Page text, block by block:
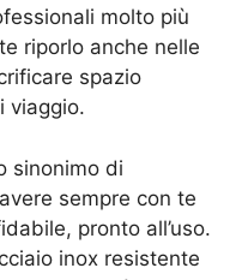
molto più
riporlo anche nelle
spazio
viaggio.
sinonimo di
sempre con te
pronto all’uso.
inox resistente